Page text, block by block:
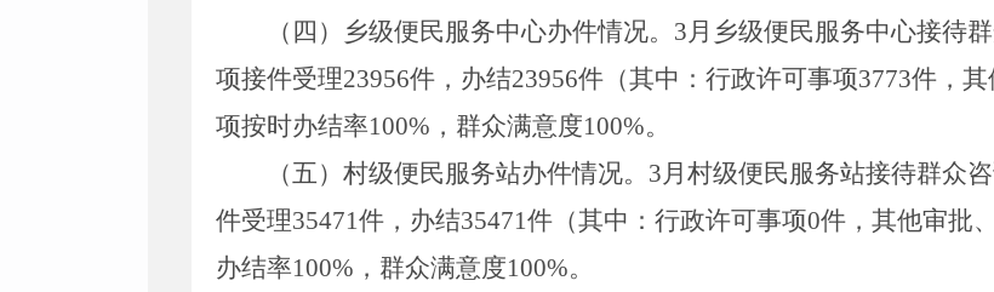
（四）乡级便民服务中心办件情况。 3月乡级便民服务中心接待
项接件受理23956件， 办结23956件（其中： 行政许可事项3773件， 其
项按时办结率100% ，群众满意度100%。
（五）村级便民服务站办件情况。 3月村级便民服务站接待群众
件受理35471件， 办结35471件（其中： 行政许可事项0件， 其他审批、
办结率100% ，群众满意度100%。